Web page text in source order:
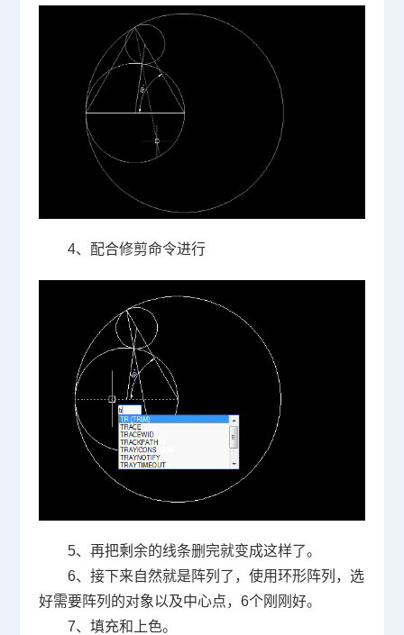
4、配合修剪命令进行
5、再把剩余的线条删完就变成这样了。
6、接下来自然就是阵列了，使用环形阵列，选
好需要阵列的对象以及中心点， 6个刚刚好。
7、填充和上色。